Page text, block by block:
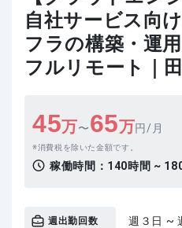
自社サービス向
フラの構築・運
フルリモート｜田
45万〜65万円/月
消費税を除いた金額です。
稼働時間： 140時間 ~
週出勤回数 週３日 ~